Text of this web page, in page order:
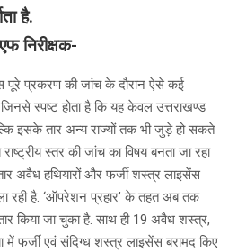
है.
निरीक्षक-
पूरे प्रकरण की जांच के दौरान ऐसे कई
स्पष्ट होता है कि यह केवल उत्तराखण्ड
इसके तार अन्य राज्यों तक भी जुड़े हो सकते
स्तर की जांच का विषय बनता जा रहा
अवैध हथियारों और फर्जी शस्त्र लाइसेंस
रही है. ‘ऑपरेशन प्रहार’ के तहत अब तक
किया जा चुका है. साथ ही 19 अवैध शस्त्र,
फर्जी एवं संदिग्ध शस्त्र लाइसेंस बरामद किए